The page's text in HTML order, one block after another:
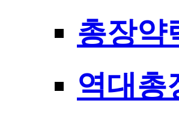
총장약
역대총